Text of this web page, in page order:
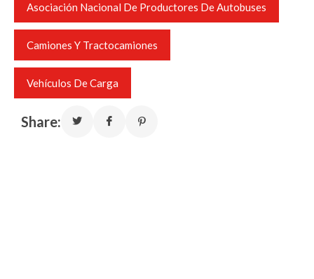
Asociación Nacional De Productores De Autobuses
Camiones Y Tractocamiones
Vehículos De Carga
Share: